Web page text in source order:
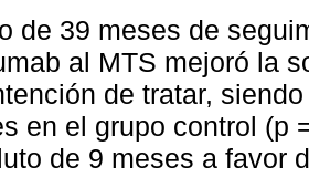
de 39 meses de
al MTS mejoró la
de tratar,
en el grupo control (p
de 9 meses a favor